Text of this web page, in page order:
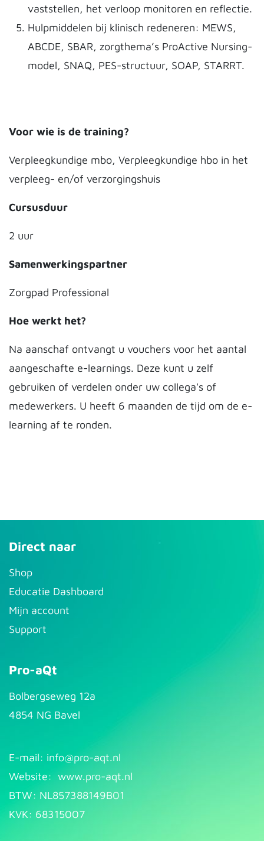
vaststellen, het verloop monitoren en reflectie.
Hulpmiddelen bij klinisch redeneren: MEWS,
ABCDE, SBAR, zorgthema’s ProActive Nursing-
model, SNAQ, PES-structuur, SOAP, STARRT.
Voor wie is de training?
Verpleegkundige mbo, Verpleegkundige hbo in het
verpleeg- en/of verzorgingshuis
Cursusduur
2 uur
Samenwerkingspartner
Zorgpad Professional
Hoe werkt het?
Na aanschaf ontvangt u vouchers voor het aantal
aangeschafte e-learnings. Deze kunt u zelf
gebruiken of verdelen onder uw collega's of
medewerkers. U heeft 6 maanden de tijd om de e-
learning af te ronden.
Direct naar
S​hop
Educatie Dashboard
Mijn account
Support
Pro-aQt
Bolbergseweg 12a
4854 NG Bavel
E-mail: info@pr​o-aqt.nl
Website: www.pro-aqt.nl
BTW: NL857388149B01
KVK: 68315007